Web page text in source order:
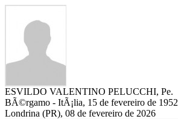
ESVILDO VALENTINO PELUCCHI, Pe.
BÃ©rgamo - ItÃ¡lia, 15 de fevereiro de 1952
Londrina (PR), 08 de fevereiro de 2026